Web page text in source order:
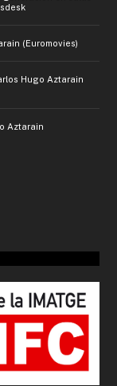
(Euromovies)
Hugo Aztarain
Aztarain